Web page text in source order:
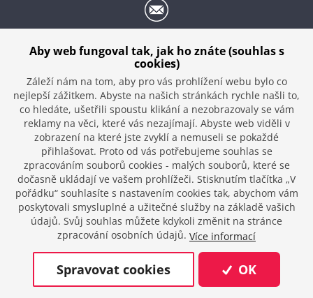
ADRESA:
SAFECARS s. r. o.
Příčná 498/7, 276 01 Mělník
IC: 02358638, DIC: CZ02358638
© 2026dmpCMS
Aby web fungoval tak, jak ho znáte (souhlas s
cookies)
Záleží nám na tom, aby pro vás prohlížení webu bylo co
nejlepší zážitkem. Abyste na našich stránkách rychle našli to,
co hledáte, ušetřili spoustu klikání a nezobrazovaly se vám
reklamy na věci, které vás nezajímají. Abyste web viděli v
zobrazení na které jste zvyklí a nemuseli se pokaždé
přihlašovat. Proto od vás potřebujeme souhlas se
zpracováním souborů cookies - malých souborů, které se
dočasně ukládají ve vašem prohlížeči. Stisknutím tlačítka „V
pořádku“ souhlasíte s nastavením cookies tak, abychom vám
poskytovali smysluplné a užitečné služby na základě vašich
údajů. Svůj souhlas můžete kdykoli změnit na stránce
zpracování osobních údajů. Více informací
Spravovat cookies OK